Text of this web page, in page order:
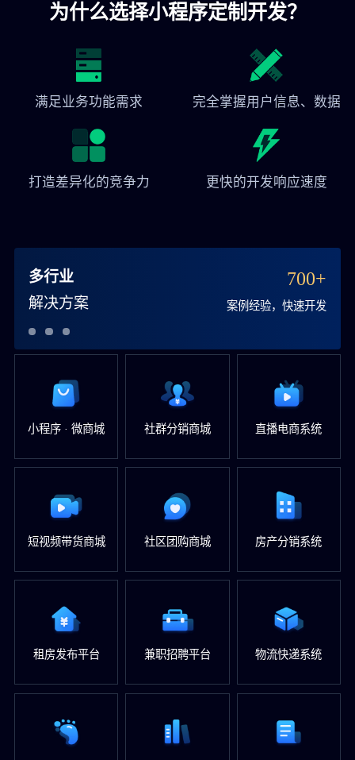
为什么选择小程序定制开发？
满足业务功能需求 完全掌握用户信息、数据
打造差异化的竞争力 更快的开发响应速度
多行业
解决方案
700+
案例经验，快速开发
小程序 · 微商城 社群分销商城 直播电商系统
短视频带货商城 社区团购商城 房产分销系统
租房发布平台 兼职招聘平台 物流快递系统